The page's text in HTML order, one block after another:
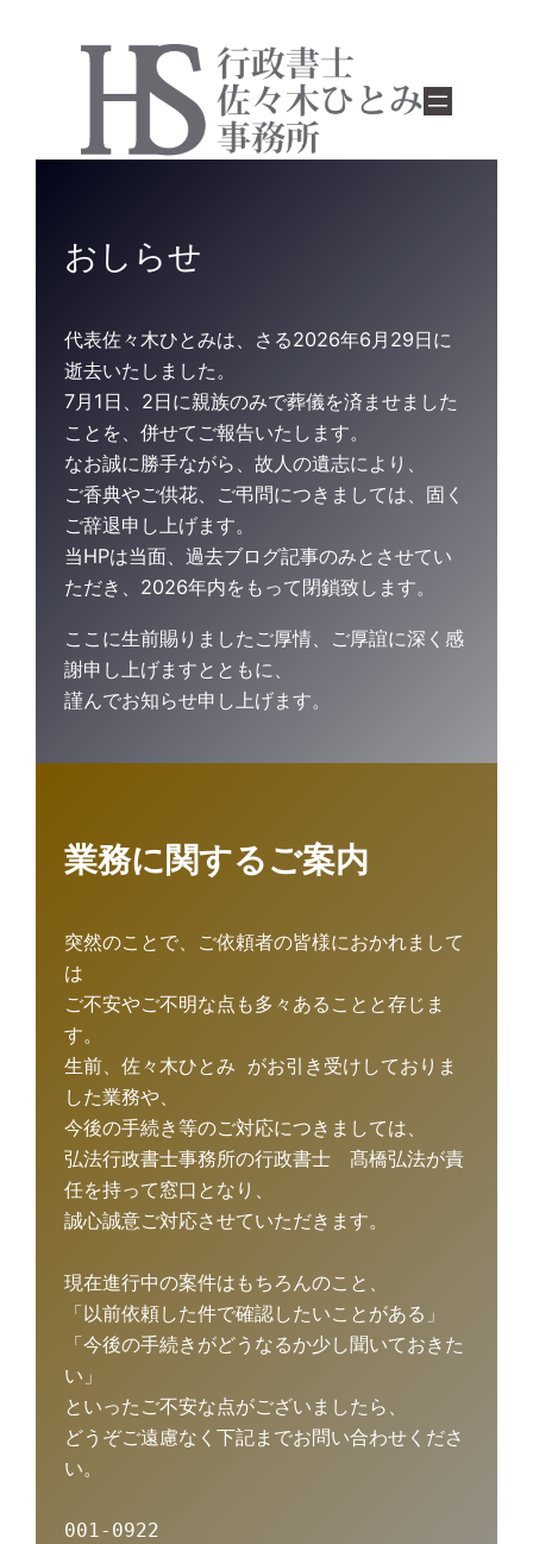
おしらせ
代表佐々木ひとみは、さる2026年6月29日に
逝去いたしました。
7月1日、2日に親族のみで葬儀を済ませました
ことを、併せてご報告いたします。
なお誠に勝手ながら、故人の遺志により、
ご香典やご供花、ご弔問につきましては、固く
ご辞退申し上げます。
当HPは当面、過去ブログ記事のみとさせてい
ただき、2026年内をもって閉鎖致します。
ここに生前賜りましたご厚情、ご厚誼に深く感
謝申し上げますとともに、
謹んでお知らせ申し上げます。
業務に関するご案内
突然のことで、ご依頼者の皆様におかれまして
は
ご不安やご不明な点も多々あることと存じま
す。
生前、佐々木ひとみ がお引き受けしておりま
した業務や、
今後の手続き等のご対応につきましては、
弘法行政書士事務所の行政書士　髙橋弘法が責
任を持って窓口となり、
誠心誠意ご対応させていただきます。
現在進行中の案件はもちろんのこと、
「以前依頼した件で確認したいことがある」
「今後の手続きがどうなるか少し聞いておきた
い」
といったご不安な点がございましたら、
どうぞご遠慮なく下記までお問い合わせくださ
い。
001-0922